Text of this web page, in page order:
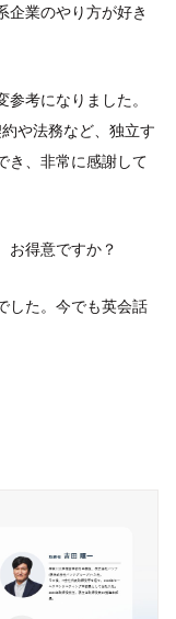
企業のやり方が好き
考になりました。
や法務など、独立す
き、非常に感謝して
お得意ですか？
した。今でも英会話